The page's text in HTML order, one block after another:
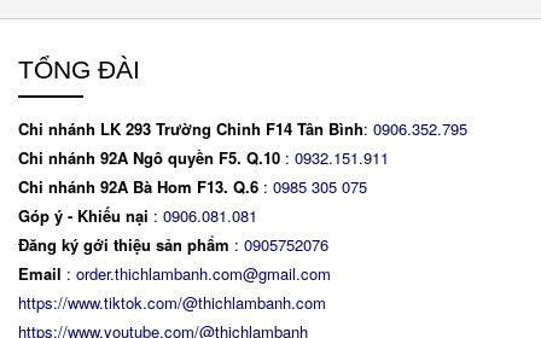
TỔNG ĐÀI
Chi nhánh LK 293 Trường Chinh F14 Tân Bình: 0906.352.795
Chi nhánh 92A Ngô quyền F5. Q.10 : 0932.151.911
Chi nhánh 92A Bà Hom F13. Q.6 : 0985 305 075
Góp ý - Khiếu nại : 0906.081.081
Đăng ký gới thiệu sản phẩm : 0905752076
Email : order.thichlambanh.com@gmail.com
https://www.tiktok.com/@thichlambanh.com
https://www.youtube.com/@thichlambanh